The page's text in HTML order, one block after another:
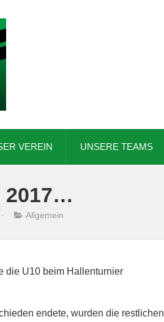
VEREIN UNSERE TEAMS
2017…
Allgemein
die U10 beim Hallenturnier
endete, wurden die restlichen